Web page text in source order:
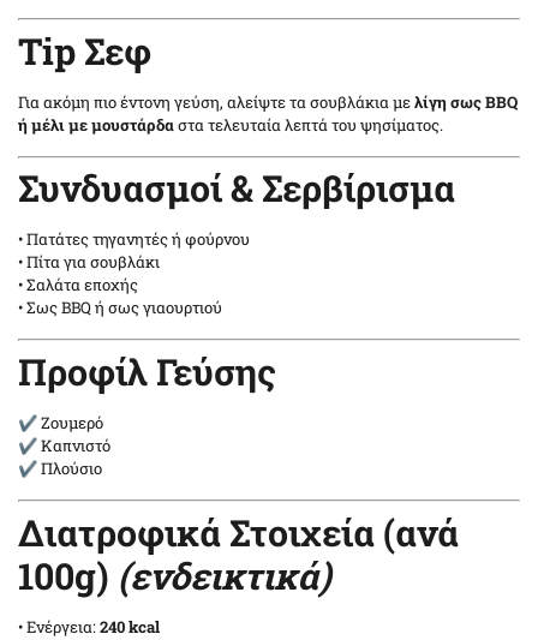
Tip Σεφ
Για ακόμη πιο έντονη γεύση, αλείψτε τα σουβλάκια μελίγη σως BBQ
ή μέλι με μουστάρδαστα τελευταία λεπτά του ψησίματος.
Συνδυασμοί & Σερβίρισμα
• Πατάτες τηγανητές ή φούρνου
• Πίτα για σουβλάκι
• Σαλάτα εποχής
• Σως BBQ ή σως γιαουρτιού
Προφίλ Γεύσης
✔ Ζουμερό
✔ Καπνιστό
✔ Πλούσιο
Διατροφικά Στοιχεία (ανά
100g) (ενδεικτικά)
• Ενέργεια:240 kcal